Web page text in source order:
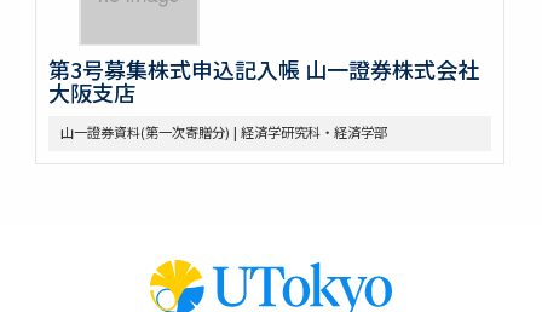
第3号募集株式申込記入帳 山一證券株式会社
大阪支店
山一證券資料(第一次寄贈分) | 経済学研究科・経済学部